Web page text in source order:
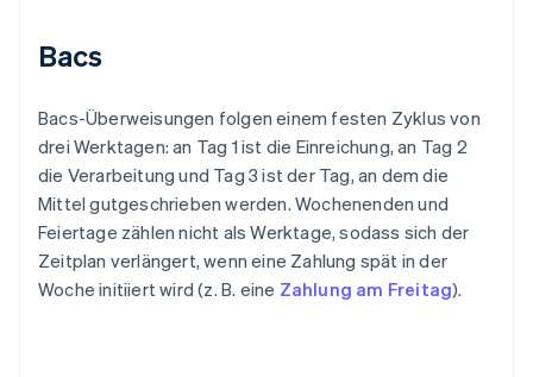
Bacs
Bacs-Überweisungen folgen einem festen Zyklus von
drei Werktagen: an Tag 1 ist die Einreichung, an Tag 2
die Verarbeitung und Tag 3 ist der Tag, an dem die
Mittel gutgeschrieben werden. Wochenenden und
Feiertage zählen nicht als Werktage, sodass sich der
Zeitplan verlängert, wenn eine Zahlung spät in der
Woche initiiert wird (z. B. eine Zahlung am Freitag).